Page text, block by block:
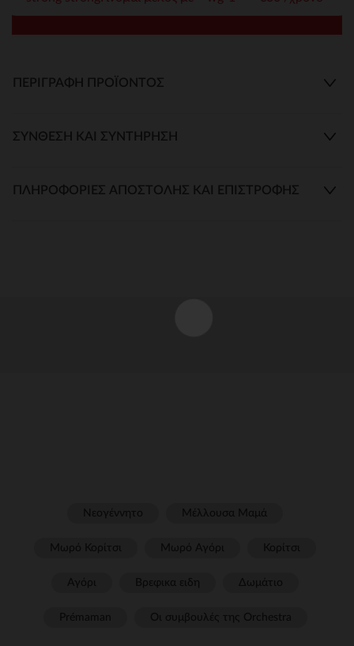
ΠΕΡΙΓΡΑΦΉ ΠΡΟΪΌΝΤΟΣ
ΣΎΝΘΕΣΗ ΚΑΙ ΣΥΝΤΉΡΗΣΗ
ΠΛΗΡΟΦΟΡΊΕΣ ΑΠΟΣΤΟΛΉΣ ΚΑΙ ΕΠΙΣΤΡΟΦΉΣ